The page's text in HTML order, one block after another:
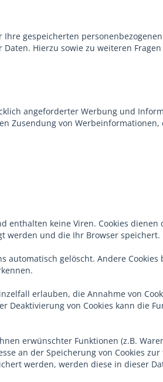
gespeicherten
Hierzu sowie zu weiteren Fragen
angeforderter Werbung und
Zusendung von Werbeinformationen,
enthalten keine Viren. Cookies dienen
werden und die Ihr Browser speichert.
automatisch gelöscht. Andere
erlauben, die Annahme von
Deaktivierung von Cookies kann die
erwünschter Funktionen (z.B.
an der Speicherung von Cookies
werden, werden diese in dieser